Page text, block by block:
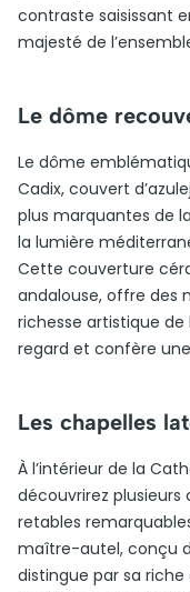
contraste saisissant
majesté de
Le dôme
Le dôme
Cadix, couvert
plus marquantes de
la lumière
Cette couverture
andalouse, offre des
richesse artistique
regard et confère
Les chapelles
À l’intérieur de la
découvrirez plusieurs
retables
maître-autel, conçu
distingue par sa